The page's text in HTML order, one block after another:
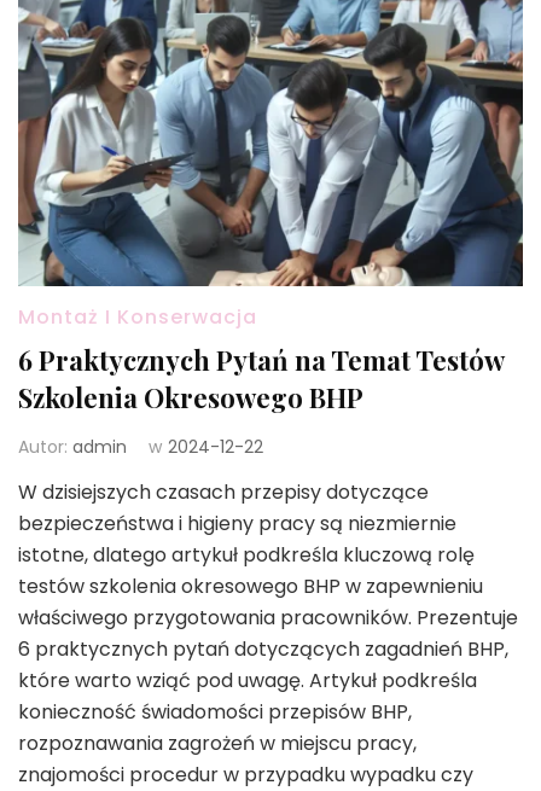
Montaż I Konserwacja
6 Praktycznych Pytań na Temat Testów
Szkolenia Okresowego BHP
Autor: admin w 2024-12-22
W dzisiejszych czasach przepisy dotyczące
bezpieczeństwa i higieny pracy są niezmiernie
istotne, dlatego artykuł podkreśla kluczową rolę
testów szkolenia okresowego BHP w zapewnieniu
właściwego przygotowania pracowników. Prezentuje
6 praktycznych pytań dotyczących zagadnień BHP,
które warto wziąć pod uwagę. Artykuł podkreśla
konieczność świadomości przepisów BHP,
rozpoznawania zagrożeń w miejscu pracy,
znajomości procedur w przypadku wypadku czy